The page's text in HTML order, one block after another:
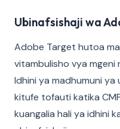
Ubinafsishaji wa
Adobe Target hutoa
vitambulisho vya mgeni
Idhini ya madhumuni ya
kitufe tofauti katika
kuangalia hali ya idhini